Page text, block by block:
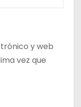
y web
vez que